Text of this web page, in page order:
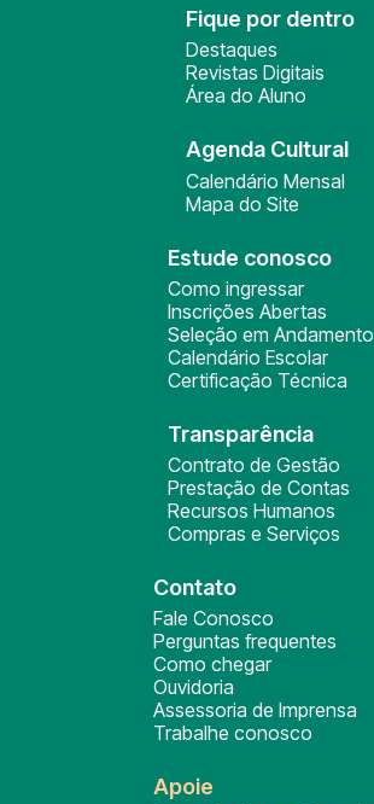
Fique por dentro
Destaques
Revistas Digitais
Área do Aluno
Agenda Cultural
Calendário Mensal
Mapa do Site
Estude conosco
Como ingressar
Inscrições Abertas
Seleção em Andamento
Calendário Escolar
Certificação Técnica
Transparência
Contrato de Gestão
Prestação de Contas
Recursos Humanos
Compras e Serviços
Contato
Fale Conosco
Perguntas frequentes
Como chegar
Ouvidoria
Assessoria de Imprensa
Trabalhe conosco
Apoie